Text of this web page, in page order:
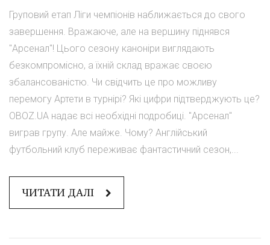
Груповий етап Ліги чемпіонів наближається до свого
завершення. Вражаюче, але на вершину піднявся
"Арсенал"! Цього сезону каноніри виглядають
безкомпромісно, а їхній склад вражає своєю
збалансованістю. Чи свідчить це про можливу
перемогу Артети в турнірі? Які цифри підтверджують це?
OBOZ.UA надає всі необхідні подробиці. "Арсенал"
виграв групу. Але майже. Чому? Англійський
футбольний клуб переживає фантастичний сезон,...
ЧИТАТИ ДАЛІ